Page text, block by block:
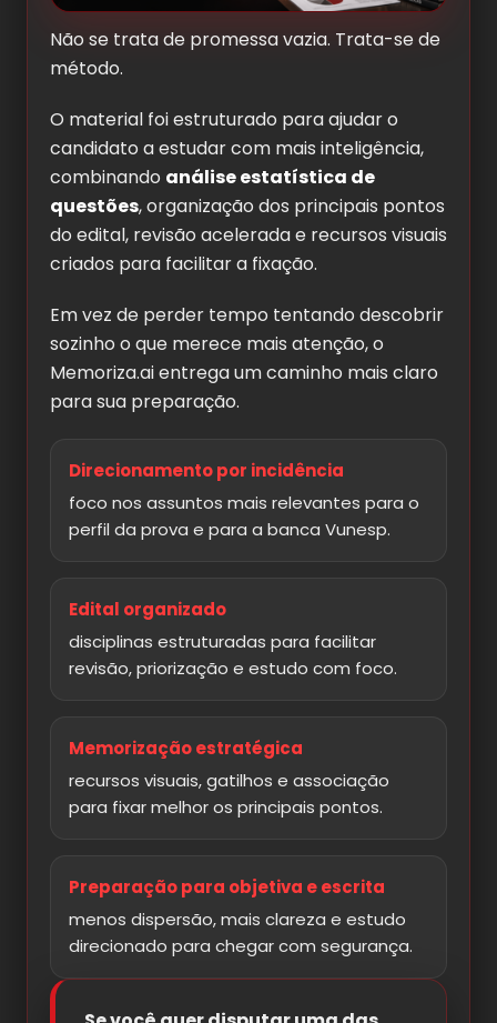
Não se trata de promessa vazia. Trata-se de
método.
O material foi estruturado para ajudar o
candidato a estudar com mais inteligência,
combinando análise estatística de
questões, organização dos principais pontos
do edital, revisão acelerada e recursos visuais
criados para facilitar a fixação.
Em vez de perder tempo tentando descobrir
sozinho o que merece mais atenção, o
Memoriza.ai entrega um caminho mais claro
para sua preparação.
Direcionamento por incidência
foco nos assuntos mais relevantes para o
perfil da prova e para a banca Vunesp.
Edital organizado
disciplinas estruturadas para facilitar
revisão, priorização e estudo com foco.
Memorização estratégica
recursos visuais, gatilhos e associação
para fixar melhor os principais pontos.
Preparação para objetiva e escrita
menos dispersão, mais clareza e estudo
direcionado para chegar com segurança.